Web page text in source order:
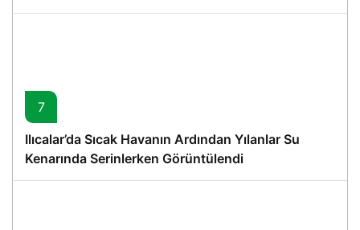
7
Ilıcalar’da Sıcak Havanın Ardından Yılanlar Su
Kenarında Serinlerken Görüntülendi